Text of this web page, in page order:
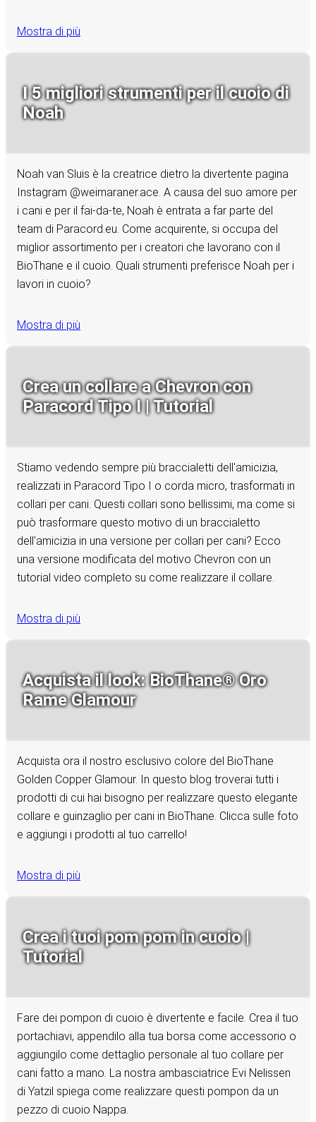
Mostra di più
I 5 migliori strumenti per il cuoio di
Noah
Noah van Sluis è la creatrice dietro la divertente pagina
Instagram @weimaraner.ace. A causa del suo amore per
i cani e per il fai-da-te, Noah è entrata a far parte del
team di Paracord.eu. Come acquirente, si occupa del
miglior assortimento per i creatori che lavorano con il
BioThane e il cuoio. Quali strumenti preferisce Noah per i
lavori in cuoio?
Mostra di più
Crea un collare a Chevron con
Paracord Tipo I | Tutorial
Stiamo vedendo sempre più braccialetti dell'amicizia,
realizzati in Paracord Tipo I o corda micro, trasformati in
collari per cani. Questi collari sono bellissimi, ma come si
può trasformare questo motivo di un braccialetto
dell'amicizia in una versione per collari per cani? Ecco
una versione modificata del motivo Chevron con un
tutorial video completo su come realizzare il collare.
Mostra di più
Acquista il look: BioThane® Oro
Rame Glamour
Acquista ora il nostro esclusivo colore del BioThane
Golden Copper Glamour. In questo blog troverai tutti i
prodotti di cui hai bisogno per realizzare questo elegante
collare e guinzaglio per cani in BioThane. Clicca sulle foto
e aggiungi i prodotti al tuo carrello!
Mostra di più
Crea i tuoi pom pom in cuoio |
Tutorial
Fare dei pompon di cuoio è divertente e facile. Crea il tuo
portachiavi, appendilo alla tua borsa come accessorio o
aggiungilo come dettaglio personale al tuo collare per
cani fatto a mano. La nostra ambasciatrice Evi Nelissen
di Yatzil spiega come realizzare questi pompon da un
pezzo di cuoio Nappa.